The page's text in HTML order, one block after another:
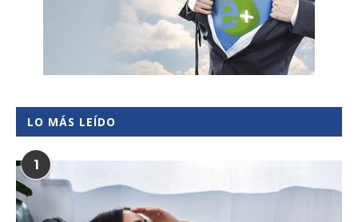
LO MÁS LEÍDO
1